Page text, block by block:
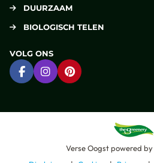
DUURZAAM
BIOLOGISCH TELEN
VOLG ONS
Ga naar Facebook
Ga naar Instagram
Ga naar Pinterest
Verse Oogstpowered by